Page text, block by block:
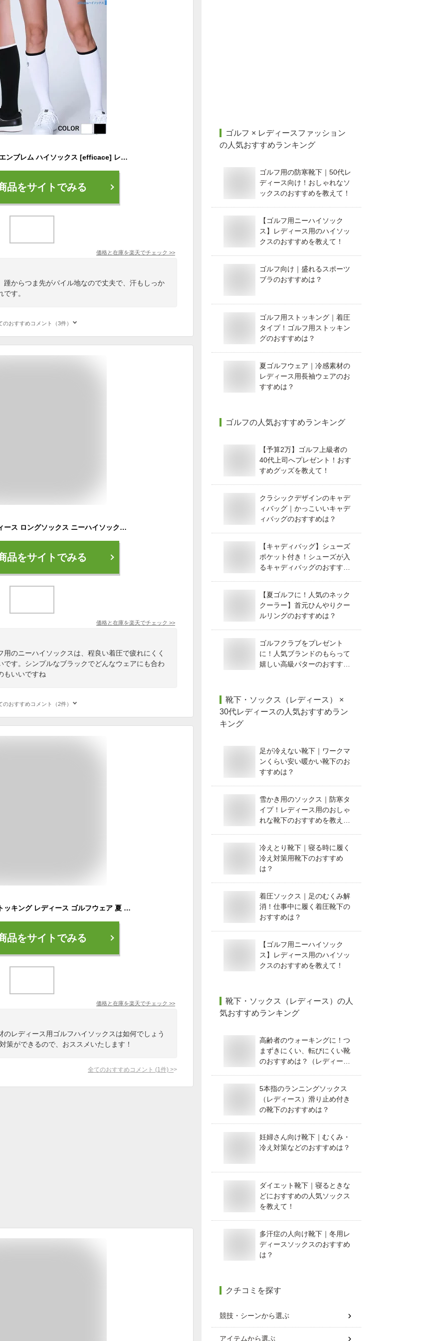
ゴルフウェア 日本製 エンブレム ハイソックス [efficace] レディース 春夏 秋冬 フリーサイズ 2103-6107 ゴルフ 春 夏 秋 冬 オールシーズン 靴下 ソックス 無地 ワンポイント パイル地 汗対策 靴擦れ プレゼント スポーツ
品をサイトでみる
価格と在庫を楽天でチェック >>
踵からつま先がパイル地なので丈夫で、汗もしっか
す。
のおすすめコメント（3件）
ゴルフソックス レディース ロングソックス ニーハイソックス 2type スポーツ カジュアル 涼感 パンツ 接触冷感 涼しい 夏 ゴルフ 靴下 着圧ソックス
品をサイトでみる
価格と在庫を楽天でチェック >>
のニーハイソックスは、程良い着圧で疲れにくく
です。シンプルなブラックでどんなウェアにも合わ
もいいですね
のおすすめコメント（2件）
ハイソックス 着圧ストッキング レディース ゴルフウェア 夏 ゴルフレギンス 紫外線対策 UVカット 日焼け対策 靴下 ゴルフ レギンス ストッキング ひんやり 痩せ レンカレギンス ストレッチ 冷感 夏用 吸水速乾 無地 ストレッチ
品をサイトでみる
価格と在庫を楽天でチェック >>
レディース用ゴルフハイソックスは如何でしょう
策ができるので、おススメいたします！
全てのおすすめコメント (1 件) >
ゴルフ × レディースファッション
の人気おすすめランキング
ゴルフ用の防寒靴下｜50代レ
ディース向け！おしゃれなソ
ックスのおすすめを教えて！
【ゴルフ用ニーハイソック
ス】レディース用のハイソッ
クスのおすすめを教えて！
ゴルフ向け｜盛れるスポーツ
ブラのおすすめは？
ゴルフ用ストッキング｜着圧
タイプ！ゴルフ用ストッキン
グのおすすめは？
夏ゴルフウェア｜冷感素材の
レディース用長袖ウェアのお
すすめは？
ゴルフの人気おすすめランキング
【予算2万】ゴルフ上級者の
40代上司へプレゼント！おす
すめグッズを教えて！
クラシックデザインのキャデ
ィバッグ｜かっこいいキャデ
ィバッグのおすすめは？
【キャディバッグ】シューズ
ポケット付き！シューズが入
るキャディバッグのおすすめ
【夏ゴルフに！人気のネック
クーラー】首元ひんやりクー
ルリングのおすすめは？
ゴルフクラブをプレゼント
に！人気ブランドのもらって
嬉しい高級パターのおすすめ
靴下・ソックス（レディース） ×
30代レディースの人気おすすめラン
キング
足が冷えない靴下｜ワークマ
ンくらい安い暖かい靴下のお
すすめは？
雪かき用のソックス｜防寒タ
イプ！レディース用のおしゃ
れな靴下のおすすめを教え
冷えとり靴下｜寝る時に履く
冷え対策用靴下のおすすめ
は？
着圧ソックス｜足のむくみ解
消！仕事中に履く着圧靴下の
おすすめは？
【ゴルフ用ニーハイソック
ス】レディース用のハイソッ
クスのおすすめを教えて！
靴下・ソックス（レディース） の人
気おすすめランキング
高齢者のウォーキングに！つ
まずきにくい、転びにくい靴
のおすすめは？（レディース
5本指のランニングソックス
（レディース）滑り止め付き
の靴下のおすすめは？
妊婦さん向け靴下｜むくみ・
冷え対策などのおすすめは？
ダイエット靴下｜寝るときな
どにおすすめの人気ソックス
を教えて！
多汗症の人向け靴下｜冬用レ
ディースソックスのおすすめ
は？
クチコミを探す
競技・シーンから選ぶ
アイテムから選ぶ